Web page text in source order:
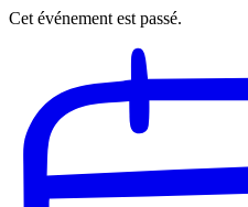
Cet événement est passé.